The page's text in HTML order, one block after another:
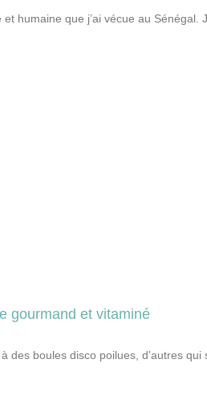
humaine que j’ai vécue au Sénégal.
gourmand et vitaminé
des boules disco poilues, d’autres qui